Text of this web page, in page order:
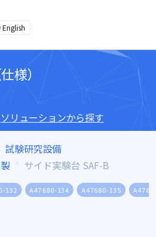
English
様）
ソリューションから探す
試験研究設備
サイド実験台 SAF-B
132 A47680-134 A47680-135